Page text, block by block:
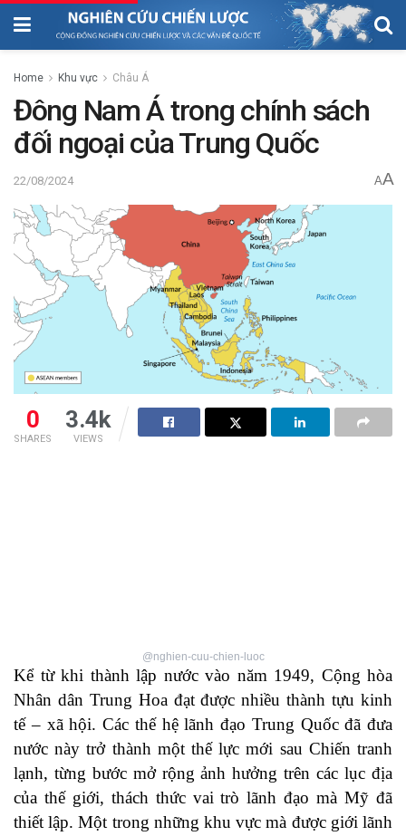
Home Khu vực Châu Á
Đông Nam Á trong chính sách
đối ngoại của Trung Quốc
22/08/2024 AA
0
SHARES
3.4k
VIEWS
@nghien-cuu-chien-luoc
Kể từ khi thành lập nước vào năm 1949, Cộng hòa
Nhân dân Trung Hoa đạt được nhiều thành tựu kinh
tế – xã hội. Các thế hệ lãnh đạo Trung Quốc đã đưa
nước này trở thành một thế lực mới sau Chiến tranh
lạnh, từng bước mở rộng ảnh hưởng trên các lục địa
của thế giới, thách thức vai trò lãnh đạo mà Mỹ đã
thiết lập. Một trong những khu vực mà được giới lãnh